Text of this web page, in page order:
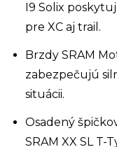
I9 Solix
pre XC aj trail.
Brzdy SRAM
zabezpečujú
situácii.
Osadený
SRAM XX SL T-